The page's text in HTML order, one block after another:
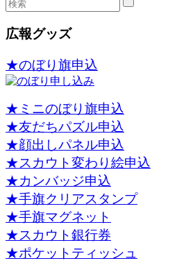
広報グッズ
★のぼり旗申込
★ミニのぼり旗申込
★友だちパズル申込
★顔出しパネル申込
★スカウト変わり絵申込
★カンバッジ申込
★手旗クリアスタンプ
★手旗マグネット
★スカウト銀行券
★ポケットティッシュ